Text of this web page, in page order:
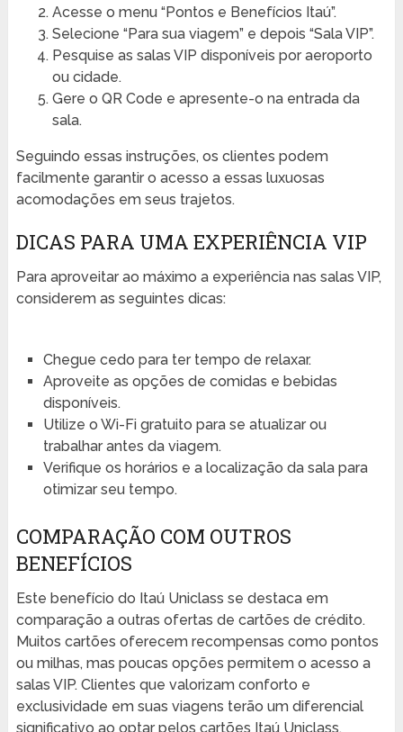
Acesse o menu “Pontos e Benefícios Itaú”.
Selecione “Para sua viagem” e depois “Sala VIP”.
Pesquise as salas VIP disponíveis por aeroporto
ou cidade.
Gere o QR Code e apresente-o na entrada da
sala.
Seguindo essas instruções, os clientes podem
facilmente garantir o acesso a essas luxuosas
acomodações em seus trajetos.
DICAS PARA UMA EXPERIÊNCIA VIP
Para aproveitar ao máximo a experiência nas salas VIP,
considerem as seguintes dicas:
Chegue cedo para ter tempo de relaxar.
Aproveite as opções de comidas e bebidas
disponíveis.
Utilize o Wi-Fi gratuito para se atualizar ou
trabalhar antes da viagem.
Verifique os horários e a localização da sala para
otimizar seu tempo.
COMPARAÇÃO COM OUTROS
BENEFÍCIOS
Este benefício do Itaú Uniclass se destaca em
comparação a outras ofertas de cartões de crédito.
Muitos cartões oferecem recompensas como pontos
ou milhas, mas poucas opções permitem o acesso a
salas VIP. Clientes que valorizam conforto e
exclusividade em suas viagens terão um diferencial
significativo ao optar pelos cartões Itaú Uniclass.